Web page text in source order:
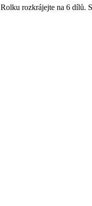
Rolku rozkrájejte na 6 dílů.